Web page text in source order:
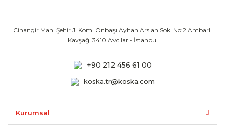
Cihangir Mah. Şehir J. Kom. Onbaşı Ayhan Arslan Sok. No:2 Ambarlı
Kavşağı 3410 Avcılar - İstanbul
+90 212 456 61 00
koska.tr@koska.com
Kurumsal